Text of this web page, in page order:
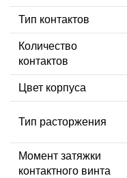
Тип контактов
Количество
контактов
Цвет корпуса
Тип расторжения
Момент затяжки
контактного винта